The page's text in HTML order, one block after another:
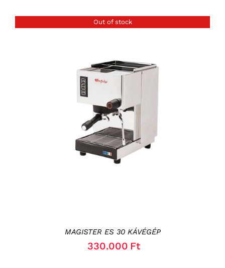
Out of stock
RÉSZLETEK
MAGISTER ES 30 KÁVÉGÉP
330.000 Ft